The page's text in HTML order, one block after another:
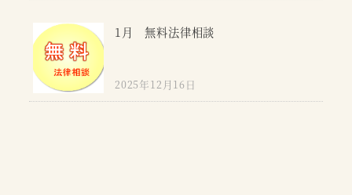
1月 無料法律相談
2025年12月16日